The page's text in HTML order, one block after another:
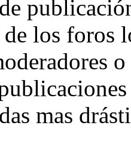
los foros
mas